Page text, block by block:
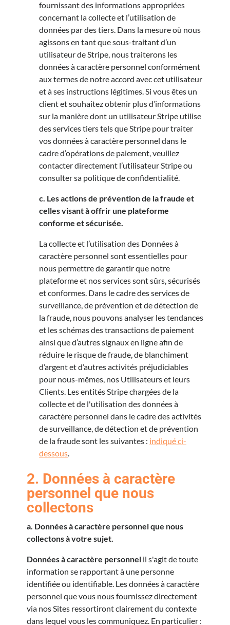
fournissant des informations appropriées
concernant la collecte et l’utilisation de
données par des tiers. Dans la mesure où nous
agissons en tant que sous-traitant d’un
utilisateur de Stripe, nous traiterons les
données à caractère personnel conformément
aux termes de notre accord avec cet utilisateur
et à ses instructions légitimes. Si vous êtes un
client et souhaitez obtenir plus d’informations
sur la manière dont un utilisateur Stripe utilise
des services tiers tels que Stripe pour traiter
vos données à caractère personnel dans le
cadre d’opérations de paiement, veuillez
contacter directement l’utilisateur Stripe ou
consulter sa politique de confidentialité.
c. Les actions de prévention de la fraude et
celles visant à offrir une plateforme
conforme et sécurisée.
La collecte et l’utilisation des Données à
caractère personnel sont essentielles pour
nous permettre de garantir que notre
plateforme et nos services sont sûrs, sécurisés
et conformes. Dans le cadre des services de
surveillance, de prévention et de détection de
la fraude, nous pouvons analyser les tendances
et les schémas des transactions de paiement
ainsi que d’autres signaux en ligne afin de
réduire le risque de fraude, de blanchiment
d’argent et d’autres activités préjudiciables
pour nous-mêmes, nos Utilisateurs et leurs
Clients. Les entités Stripe chargées de la
collecte et de l'utilisation des données à
caractère personnel dans le cadre des activités
de surveillance, de détection et de prévention
de la fraude sont les suivantes : indiqué ci-
dessous.
2. Données à caractère
personnel que nous
collectons
a. Données à caractère personnel que nous
collectons à votre sujet.
Données à caractère personnel il s'agit de toute
information se rapportant à une personne
identifiée ou identifiable. Les données à caractère
personnel que vous nous fournissez directement
via nos Sites ressortiront clairement du contexte
dans lequel vous les communiquez. En particulier :